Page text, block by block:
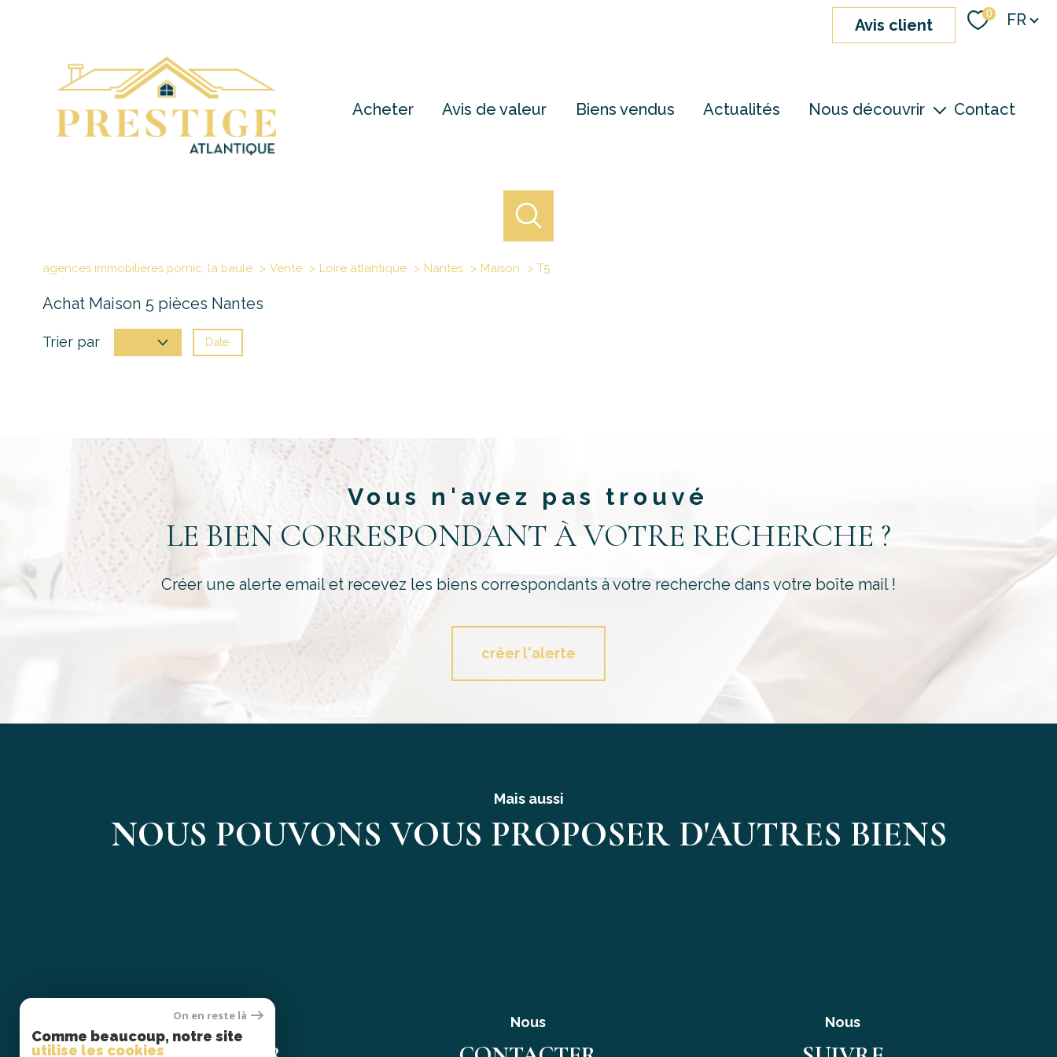
avis client
0 Langue
FR
Acheter Avis de valeur Biens vendus Actualités Nous découvrir Contact
agences immobilières pornic, la baule Vente Loire atlantique Nantes Maison T5
Achat Maison 5 pièces Nantes
Trier par Date
Vous n'avez pas trouvé
LE BIEN CORRESPONDANT À VOTRE RECHERCHE ?
Créer une alerte email et recevez les biens correspondants à votre recherche dans votre boîte mail !
créer l'alerte
Mais aussi
NOUS POUVONS VOUS PROPOSER D'AUTRES BIENS
Se Nous Nous
On en reste là
Comme beaucoup, notre site
utilise les cookies